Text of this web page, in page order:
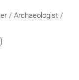
/ Archaeologist /